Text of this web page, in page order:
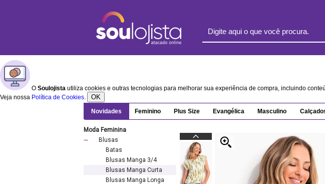
O Soulojista utiliza cookies e outras tecnologias para melhorar sua experiência de compra, incluindo
Veja nossa Política de Cookies. OK
Novidades Feminino Plus Size Evangélica Masculino
Moda Feminina
Blusas
Batas
Blusas Manga 3/4
Blusas Manga Curta
Blusas Manga Longa